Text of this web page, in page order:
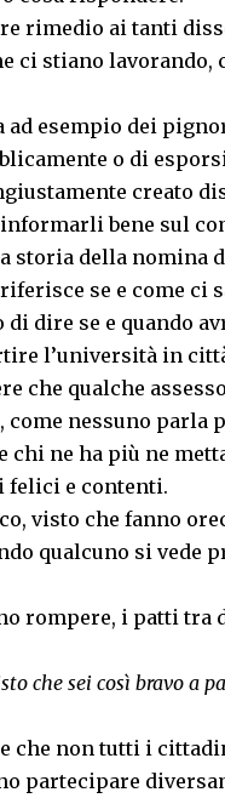
rimedio ai tanti
ci stiano lavorando,
esempio dei
o di
creato
bene sul
storia della nomina
se e come ci
dire se e quando
l’università in
che qualche
nessuno parla
chi ne ha più ne
felici e contenti.
visto che fanno
qualcuno si vede
rompere, i patti tra
che sei così bravo a
che non tutti i
partecipare